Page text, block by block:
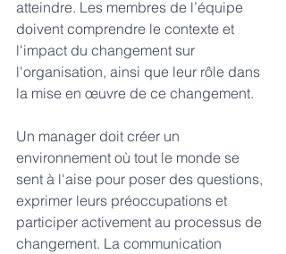
atteindre. Les membres de l’équipe
doivent comprendre le contexte et
l'impact du changement sur
l'organisation, ainsi que leur rôle dans
la mise en œuvre de ce changement.
Un manager doit créer un
environnement où tout le monde se
sent à l'aise pour poser des questions,
exprimer leurs préoccupations et
participer activement au processus de
changement. La communication